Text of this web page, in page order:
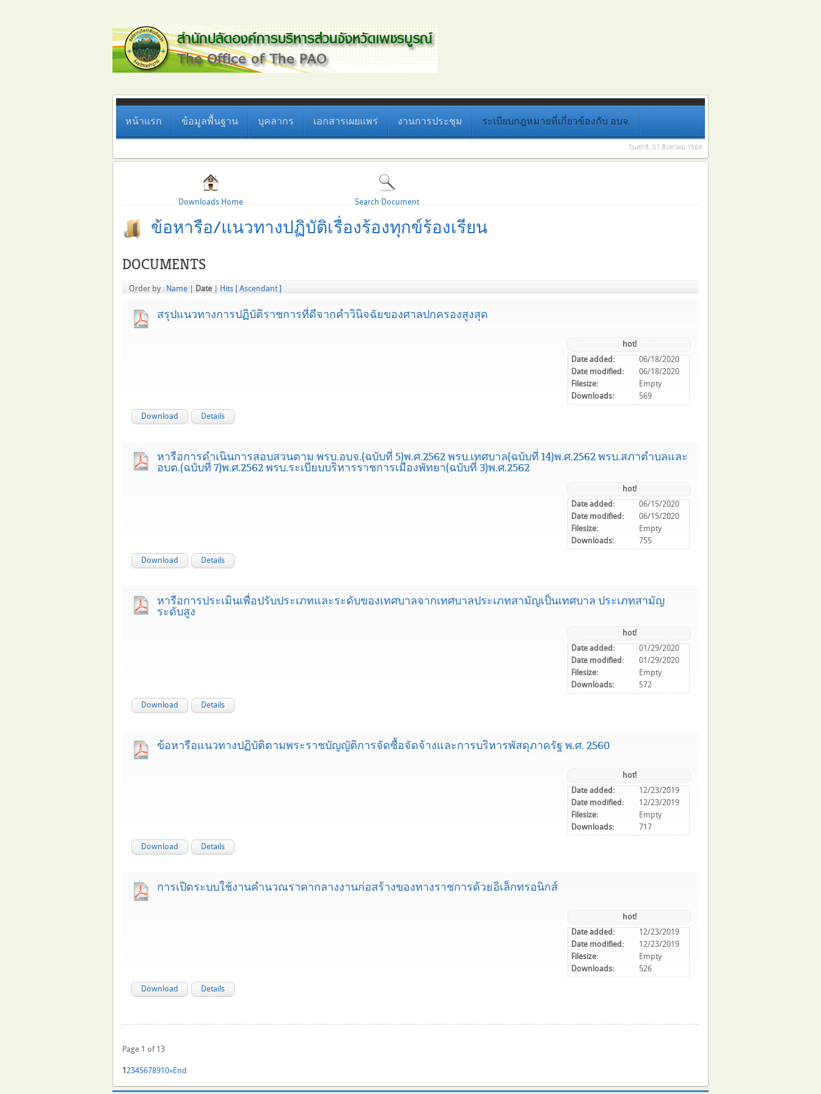
หน้าแรก ข้อมูลพื้นฐาน บุคลากร เอกสารเผยแพร่ งานการประชุม ระเบียบกฎหมายที่เกี่ยวข้องกับ อบจ.
วันศุกร์, 07 สิงหาคม 1569
Downloads Home Search Document
ข้อหารือ/แนวทางปฏิบัติเรื่องร้องทุกข์ร้องเรียน
DOCUMENTS
Order by : Name Date Hits [ Ascendant ]
สรุปแนวทางการปฏิบัติราชการที่ดีจากคำวินิจฉัยของศาลปกครองสูงสุด
hot!
Date added:
06/18/2020
Date modified:
06/18/2020
Filesize:
Empty
Downloads:
569
Download Details
หารือการดำเนินการสอบสวนตาม พรบ.อบจ.(ฉบับที่ 5)พ.ศ.2562 พรบ.เทศบาล(ฉบับที่ 14)พ.ศ.2562 พรบ.สภาตำบลและ
อบต.(ฉบับที่ 7)พ.ศ.2562 พรบ.ระเบียบบริหารราชการเมืองพัทยา(ฉบับที่ 3)พ.ศ.2562
hot!
Date added:
06/15/2020
Date modified:
06/15/2020
Filesize:
Empty
Downloads:
755
Download Details
หารือการประเมินเพื่อปรับประเภทและระดับของเทศบาลจากเทศบาลประเภทสามัญเป็นเทศบาล ประเภทสามัญ
ระดับสูง
hot!
Date added:
01/29/2020
Date modified:
01/29/2020
Filesize:
Empty
Downloads:
572
Download Details
ข้อหารือแนวทางปฏิบัติตามพระราชบัญญัติการจัดซื้อจัดจ้างและการบริหารพัสดุภาครัฐ พ.ศ. 2560
hot!
Date added:
12/23/2019
Date modified:
12/23/2019
Filesize:
Empty
Downloads:
717
Download Details
การเปิดระบบใช้งานคำนวณราคากลางงานก่อสร้างของทางราชการด้วยอิเล็กทรอนิกส์
hot!
Date added:
12/23/2019
Date modified:
12/23/2019
Filesize:
Empty
Downloads:
526
Download Details
Page 1 of 13
1 2345678910»End